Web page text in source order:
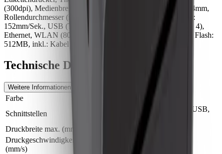
(300dpi), Medienbreite (max): 60mm, Druckbreite (max.): 54mm,
Rollendurchmesser (max.): 127mm, Geschwindigkeit (max.):
152mm/Sek., USB (Typ B, Host), Bluetooth (Klasse, Klasse 4),
Ethernet, WLAN (802.11ac), EPLII, ZPLII, RAM: 256MB, Flash:
512MB, inkl.: Kabel (USB), Netzteil, Netzkabel (EU, UK)
Technische Details
Weitere Informationen
Farbe
Schnittstellen
BT (BLE), Bluetooth, Ethernet, USB,
Druckbreite max. (mm)
Druckgeschwindigkeit
(mm/s)
152 mm/Sek., 203 mm/Sek.